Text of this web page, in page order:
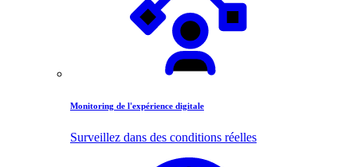
Monitoring de l'expérience digitale
Surveillez dans des conditions réelles